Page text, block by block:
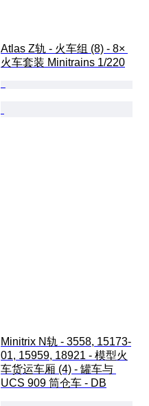
Atlas Z轨 - 火车组 (8) - 8×
火车套装 Minitrains 1/220
Minitrix N轨 - 3558, 15173-
01, 15959, 18921 - 模型火
车货运车厢 (4) - 罐车与
UCS 909 筒仓车 - DB